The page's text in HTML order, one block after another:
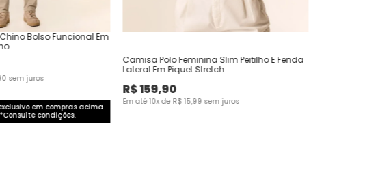
Bolso Funcional Em
sem juros
em compras acima
condições.
Camisa Polo Feminina Slim Peitilho E Fenda
Lateral Em Piquet Stretch
R$159,90
Em até10x de R$ 15,99 sem juros